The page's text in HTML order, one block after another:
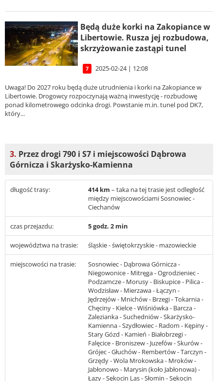
Będą duże korki na Zakopiance w
Libertowie. Rusza jej rozbudowa,
skrzyżowanie zastąpi tunel
7 2025-02-24 | 12:08
Uwaga! Do 2027 roku będą duże utrudnienia i korki na Zakopiance w
Libertowie. Drogowcy rozpoczynają ważną inwestycję - rozbudowę
ponad kilometrowego odcinka drogi. Powstanie m.in. tunel pod DK7,
który...
3. Przez drogi 790 i S7 i miejscowości Dąbrowa
Górnicza i Skarżysko-Kamienna
długość trasy: 414 km – taka na tej trasie jest odległość
między miejscowościami Sosnowiec -
Ciechanów
czas przejazdu: 5 godz. 2 min
województwa na trasie: śląskie - świętokrzyskie - mazowieckie
miejscowości na trasie:
Sosnowiec - Dąbrowa Górnicza -
Niegowonice - Mitręga - Ogrodzieniec -
Podzamcze - Morusy - Biskupice - Pilica -
Wodzisław - Mierzawa - Łączyn -
Jędrzejów - Mnichów - Brzegi - Tokarnia -
Chęciny - Kielce - Wiśniówka - Barcza -
Zalezianka - Suchedniów - Skarżysko-
Kamienna - Szydłowiec - Radom - Kępiny -
Stary Gózd - Kamień - Białobrzegi -
Falęcice - Broniszew - Juzefów - Skurów -
Grójec - Głuchów - Rembertów - Tarczyn -
Grzędy - Wola Mrokowska - Mroków -
Jabłonowo - Marysin (koło Jabłonowa) -
Łazy - Sękocin Las - Słomin - Sękocin